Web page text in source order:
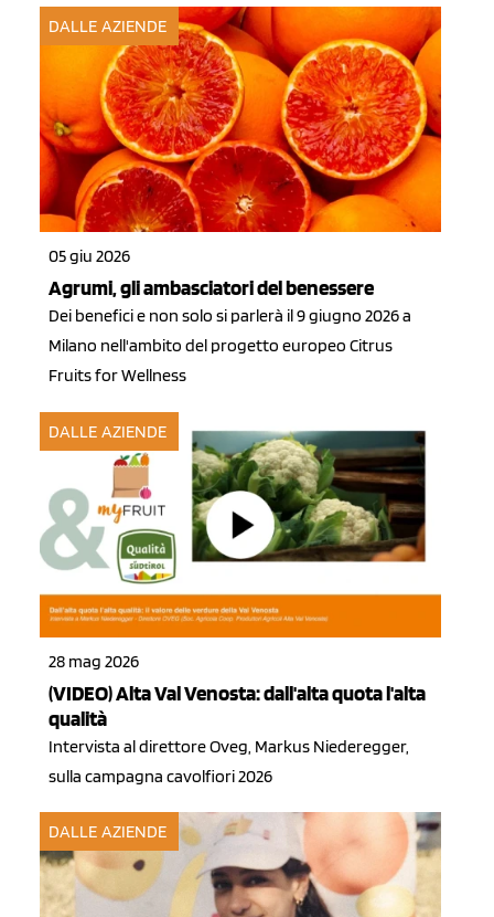
DALLE AZIENDE
05 giu 2026
Agrumi, gli ambasciatori del benessere
Dei benefici e non solo si parlerà il 9 giugno 2026 a
Milano nell'ambito del progetto europeo Citrus
Fruits for Wellness
DALLE AZIENDE
28 mag 2026
(VIDEO) Alta Val Venosta: dall'alta quota l'alta
qualità
Intervista al direttore Oveg, Markus Niederegger,
sulla campagna cavolfiori 2026
DALLE AZIENDE